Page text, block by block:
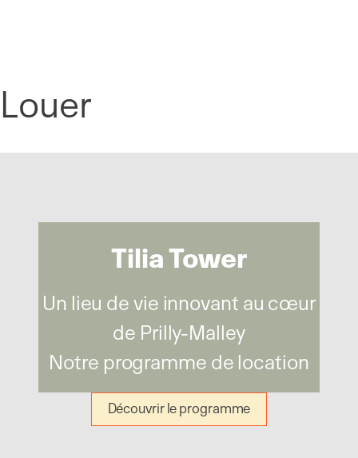
Louer
Tilia Tower
Un lieu de vie innovant au cœur
de Prilly-Malley
Notre programme de location
Découvrir le programme